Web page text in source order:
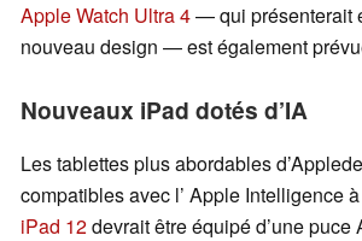
Apple Watch Ultra 4— qui présenterait
nouveau design — est également
Nouveaux iPad dotés d’IA
Les tablettes plus abordables
compatibles avec l’ Apple Intelligence à
iPad 12devrait être équipé d’une puce